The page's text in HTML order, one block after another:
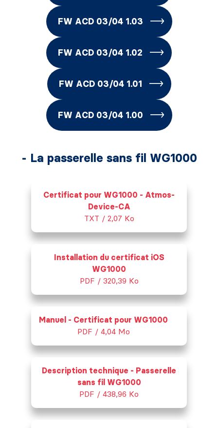
FW ACD 03/04 1.03
FW ACD 03/04 1.02
FW ACD 03/04 1.01
FW ACD 03/04 1.00
- La passerelle sans fil WG1000
Certificat pour WG1000 - Atmos-
Device-CA
TXT / 2,07 Ko
Installation du certificat iOS
WG1000
PDF / 320,39 Ko
Manuel - Certificat pour WG1000
PDF / 4,04 Mo
Description technique - Passerelle
sans fil WG1000
PDF / 438,96 Ko